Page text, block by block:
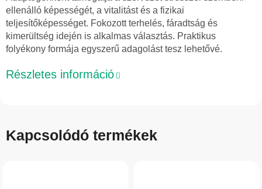
ellenálló képességét, a vitalitást és a fizikai
teljesítőképességet. Fokozott terhelés, fáradtság és
kimerültség idején is alkalmas választás. Praktikus
folyékony formája egyszerű adagolást tesz lehetővé.
Részletes információ
Kapcsolódó termékek